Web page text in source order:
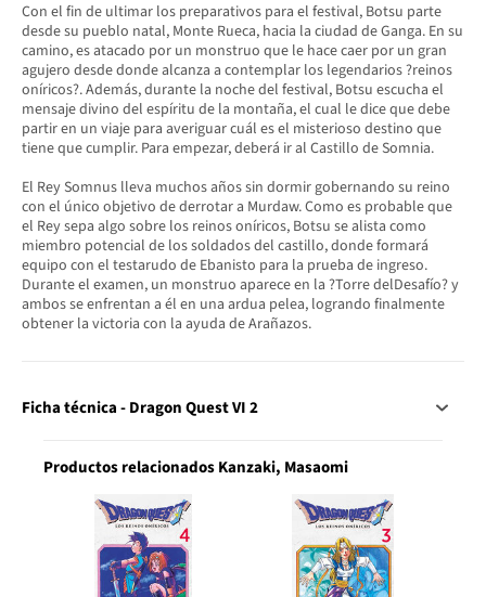
Con el fin de ultimar los preparativos para el festival, Botsu parte
desde su pueblo natal, Monte Rueca, hacia la ciudad de Ganga. En su
camino, es atacado por un monstruo que le hace caer por un gran
agujero desde donde alcanza a contemplar los legendarios ?reinos
oníricos?. Además, durante la noche del festival, Botsu escucha el
mensaje divino del espíritu de la montaña, el cual le dice que debe
partir en un viaje para averiguar cuál es el misterioso destino que
tiene que cumplir. Para empezar, deberá ir al Castillo de Somnia.
El Rey Somnus lleva muchos años sin dormir gobernando su reino
con el único objetivo de derrotar a Murdaw. Como es probable que
el Rey sepa algo sobre los reinos oníricos, Botsu se alista como
miembro potencial de los soldados del castillo, donde formará
equipo con el testarudo de Ebanisto para la prueba de ingreso.
Durante el examen, un monstruo aparece en la ?Torre delDesafío? y
ambos se enfrentan a él en una ardua pelea, logrando finalmente
obtener la victoria con la ayuda de Arañazos.
Ficha técnica - Dragon Quest VI 2
Productos relacionados Kanzaki, Masaomi